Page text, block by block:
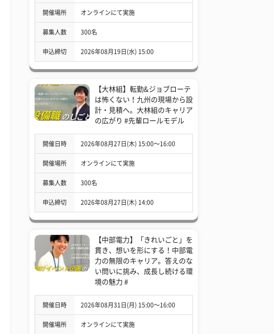
開催場所 オンラインにて実施
募集人数 300名
申込締切 2026年08月19日(水) 15:00
【大林組】転勤&ジョブローテ
は怖くない！九州の現場から設
計・見積へ。大林組のキャリア
の広がり #先輩ロールモデル
開催日時 2026年08月27日(木) 15:00〜16:00
開催場所 オンラインにて実施
募集人数 300名
申込締切 2026年08月27日(木) 14:00
【中部電力】「きれいごと」を
貫き、想いを形にする！中部電
力の無限のキャリア。答えのな
い問いに挑み、成長し続ける環
境の魅力 #
開催日時 2026年08月31日(月) 15:00〜16:00
開催場所 オンラインにて実施